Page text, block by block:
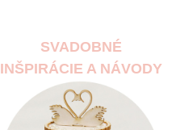
SVADOBNÉ
INŠPIRÁCIE A NÁVODY